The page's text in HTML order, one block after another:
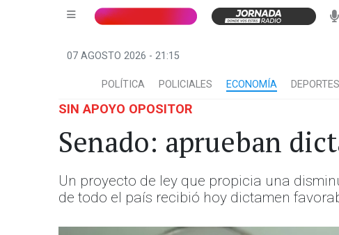
07 AGOSTO 2026 - 21:15
POLÍTICA POLICIALES ECONOMÍA DEPORTES
SIN APOYO OPOSITOR
Senado: aprueban
Un proyecto de ley que propicia una
de todo el país recibió hoy dictamen